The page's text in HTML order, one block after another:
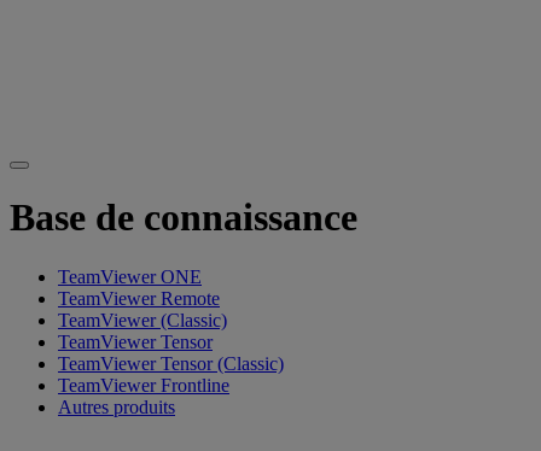
Base de connaissance
TeamViewer ONE
TeamViewer Remote
TeamViewer (Classic)
TeamViewer Tensor
TeamViewer Tensor (Classic)
TeamViewer Frontline
Autres produits